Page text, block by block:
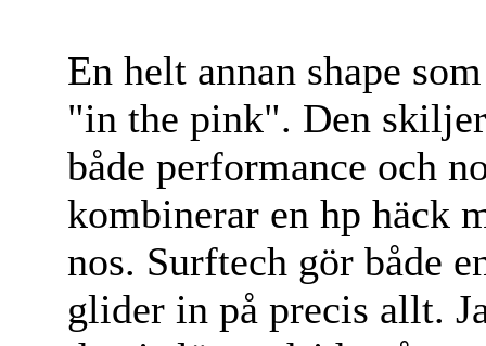
En helt annan shape
"in the pink". Den
både performance och
kombinerar en hp häck
nos. Surftech gör både
glider in på precis allt.